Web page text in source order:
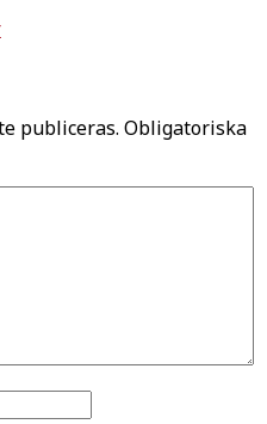
publiceras. Obligatoriska